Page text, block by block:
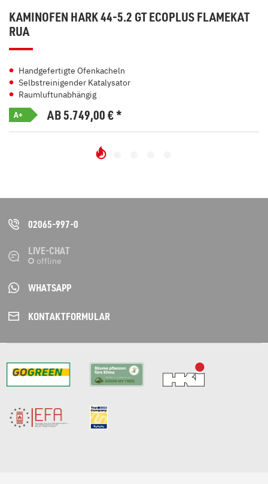
KAMINOFEN HARK 44-5.2 GT ECOPLUS FLAMEKAT
RUA
Handgefertigte Ofenkacheln
Selbstreinigender Katalysator
Raumluftunabhängig
A+ AB 5.749,00€*
02065-997-0
LIVE-CHAT
WHATSAPP
KONTAKT­FORMULAR